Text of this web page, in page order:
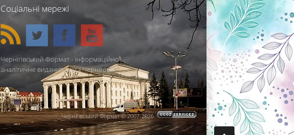
Соціальні мережі
Чернігівський Формат - інформаційно-
аналітичне видання міста Чернігова.
Чернігівський Формат © 2007-2026. .